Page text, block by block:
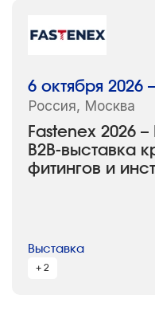
Fastenex 2026
B2B-выставка
фитингов и
6 октября 2026
Россия, Москва
Выставка
+ 2